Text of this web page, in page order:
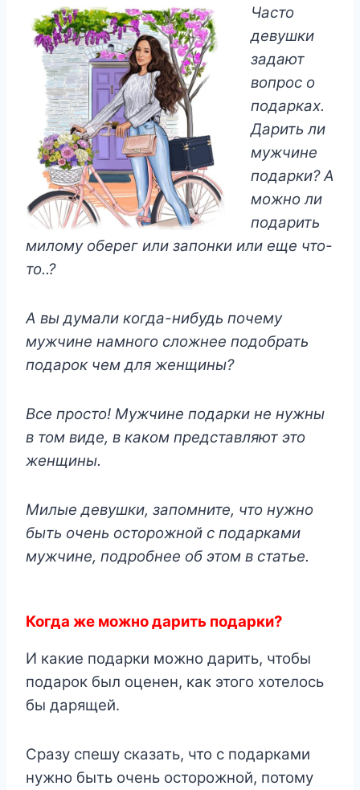
Часто
девушки
задают
вопрос о
подарках.
Дарить ли
мужчине
подарки? А
можно ли
подарить
милому оберег или запонки или еще что-
то..?
А вы думали когда-нибудь почему
мужчине намного сложнее подобрать
подарок чем для женщины?
Все просто! Мужчине подарки не нужны
в том виде, в каком представляют это
женщины.
Милые девушки, запомните, что нужно
быть очень осторожной с подарками
мужчине, подробнее об этом в статье.
Когда же можно дарить подарки?
И какие подарки можно дарить, чтобы
подарок был оценен, как этого хотелось
бы дарящей.
Сразу спешу сказать, что с подарками
нужно быть очень осторожной, потому